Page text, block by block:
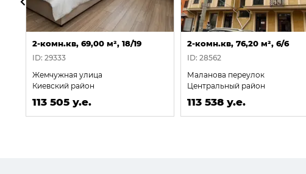
2-комн.кв, 69,00 м², 18/19
ID: 29333
Жемчужная улица
Киевский район
113 505 у.е.
2-комн.кв, 76,20 м², 6/6
ID: 28562
Маланова переулок
Центральный район
113 538 у.е.